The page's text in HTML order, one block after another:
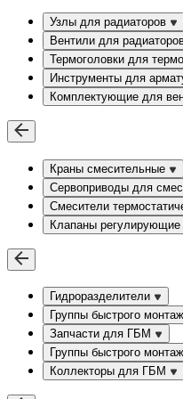
Узлы для радиаторов
Вентили для
Термоголовки для
Инструменты для
Комплектующие для
Краны смесительные
Сервоприводы для
Смесители
Клапаны регулирующие
Гидроразделители
Группы быстрого
Запчасти для ГБМ
Группы быстрого
Коллекторы для ГБМ